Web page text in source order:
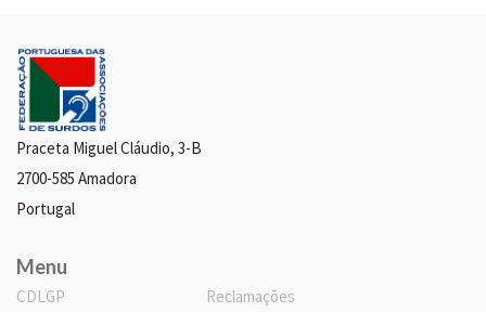
Praceta Miguel Cláudio, 3-B
2700-585 Amadora
Portugal
Menu
CDLGP
Reclamações